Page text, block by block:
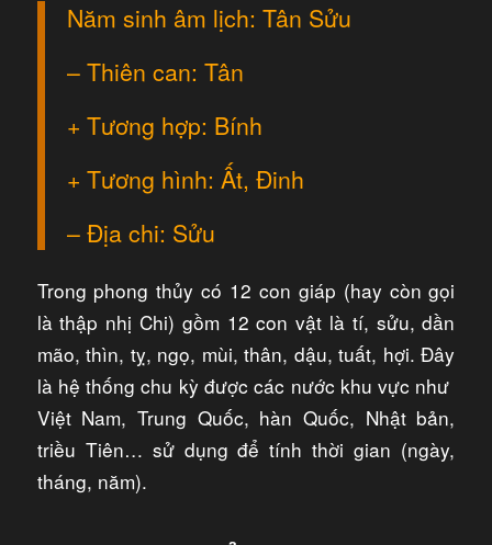
Năm sinh âm lịch: Tân Sửu
– Thiên can: Tân
+ Tương hợp: Bính
+ Tương hình: Ất, Đinh
– Địa chi: Sửu
Trong phong thủy có 12 con giáp (hay còn gọi
là thập nhị Chi) gồm 12 con vật là tí, sửu, dần
mão, thìn, tỵ, ngọ, mùi, thân, dậu, tuất, hợi. Đây
là hệ thống chu kỳ được các nước khu vực như
Việt Nam, Trung Quốc, hàn Quốc, Nhật bản,
triều Tiên… sử dụng để tính thời gian (ngày,
tháng, năm).